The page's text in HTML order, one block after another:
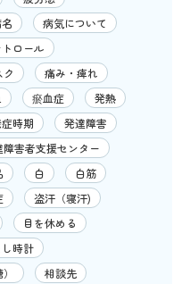
病気について
ロール
痛み・痺れ
瘀血症
発熱
時期
発達障害
障害者支援センター
白
白筋
盗汗（寝汗)
目を休める
時計
相談先